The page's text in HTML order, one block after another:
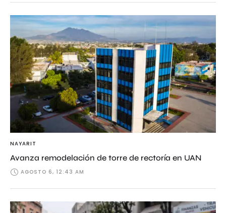
NAYARIT
Avanza remodelación de torre de rectoría en UAN
AGOSTO 6, 12:43 AM